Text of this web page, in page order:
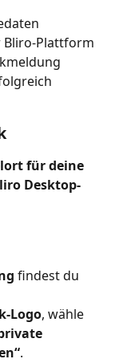
Bliro-Plattform
für deine
Desktop-
findest du
Logo, wähle
.